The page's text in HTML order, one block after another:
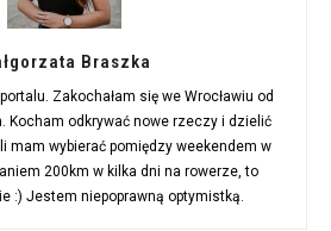
Braszka
Zakochałam się we Wrocławiu od
Kocham odkrywać nowe rzeczy i dzielić
mam wybierać pomiędzy weekendem w
200km w kilka dni na rowerze, to
:) Jestem niepoprawną optymistką.